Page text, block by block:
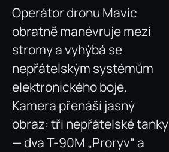
Operátor dronu Mavic
obratně manévruje mezi
stromy a vyhýbá se
nepřátelským systémům
elektronického boje.
Kamera přenáší jasný
obraz: tři nepřátelské tanky
— dva T-90M „Proryv“ a